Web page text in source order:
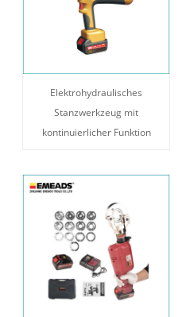
Elektrohydraulisches
Stanzwerkzeug mit
kontinuierlicher Funktion